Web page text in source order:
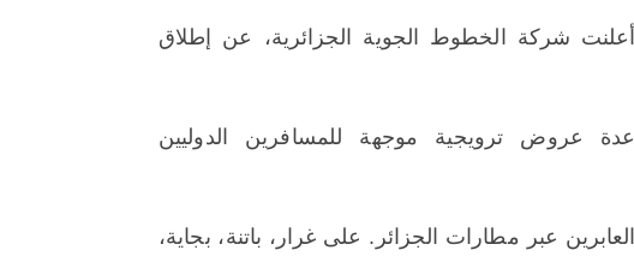
أعلنت شركة الخطوط الجوية الجزائرية، عن إطلاق
عدة عروض ترويجية موجهة للمسافرين الدوليين
العابرين عبر مطارات الجزائر. على غرار، باتنة، بجاية،